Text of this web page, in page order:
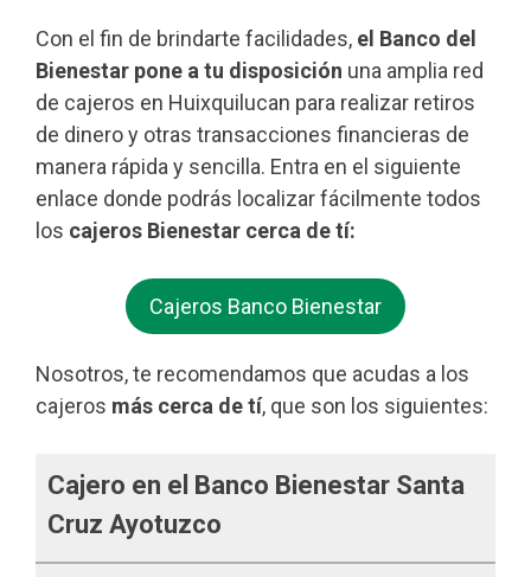
Con el fin de brindarte facilidades, el Banco del
Bienestar pone a tu disposición una amplia red
de cajeros en Huixquilucan para realizar retiros
de dinero y otras transacciones financieras de
manera rápida y sencilla. Entra en el siguiente
enlace donde podrás localizar fácilmente todos
los cajeros Bienestar cerca de tí:
Cajeros Banco Bienestar
Nosotros, te recomendamos que acudas a los
cajeros más cerca de tí, que son los siguientes:
Cajero en el Banco Bienestar Santa
Cruz Ayotuzco